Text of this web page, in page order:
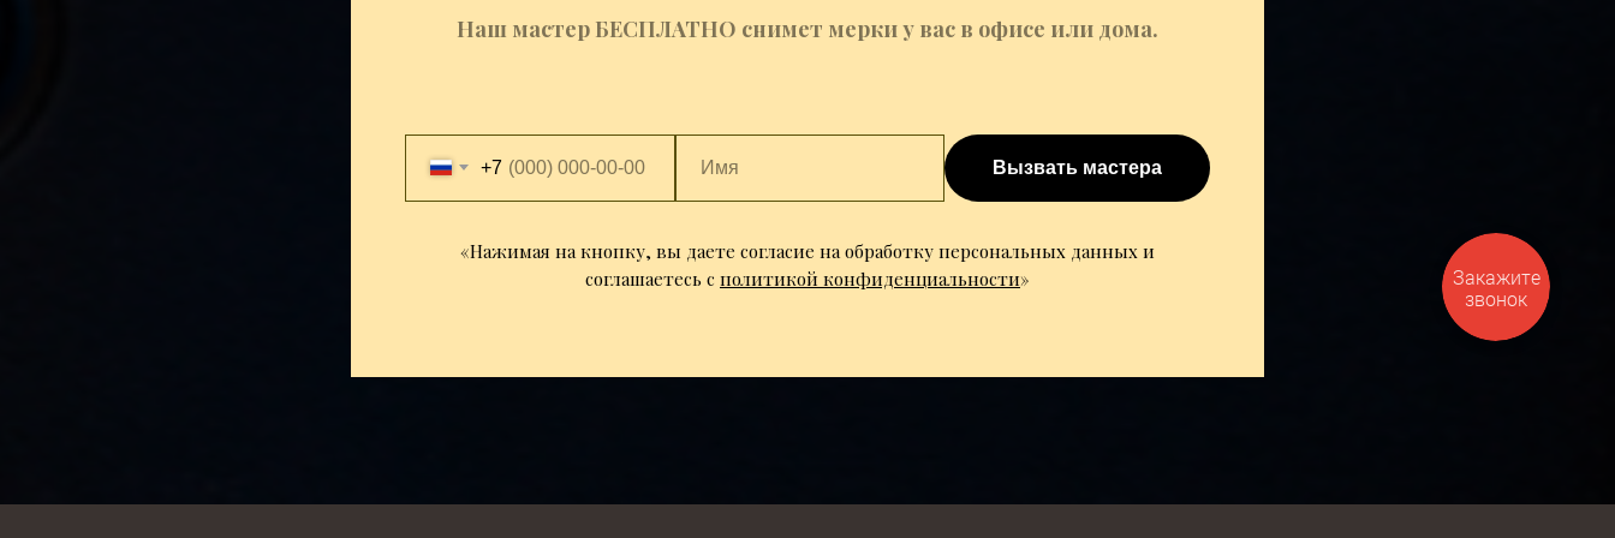
Наш мастер БЕСПЛАТНО снимет мерки у вас в офисе или дома.
+7 Вызвать мастера
«Нажимая на кнопку, вы даете согласие на обработку персональных данных и
соглашаетесь c политикой конфиденциальности» Закажите